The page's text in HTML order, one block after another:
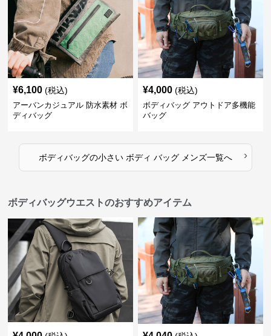
¥6,100 (税込)
アーバンカジュアル 防水素材 ボ
ディバッグ
¥4,000 (税込)
ボディバッグ アウトドア多機能
バッグ
ボディバッグの小さい ボディ バッグ メンズ一覧へ ›
ボディバッグウエストのおすすめアイテム